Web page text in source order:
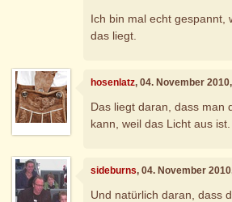
Ich bin mal echt gespannt,
das liegt.
hosenlatz, 04. November
Das liegt daran, dass man
kann, weil das Licht aus ist.
sideburns, 04. November
Und natürlich daran, dass